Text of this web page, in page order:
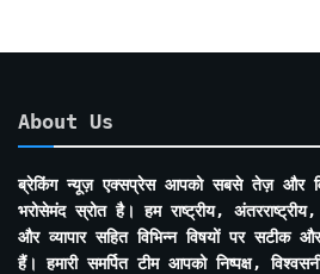
About Us
ब्रेकिंग न्यूज़ एक्सप्रेस आपको सबसे तेज़ और
भरोसेमंद स्रोत है। हम राष्ट्रीय,
और व्यापार सहित विभिन्न विषयों पर सटीक
हैं। हमारी समर्पित टीम आपको निष्पक्ष,